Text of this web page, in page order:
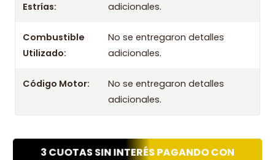
Estrías:
adicionales.
Combustible
Utilizado:
No se entregaron detalles
adicionales.
Código Motor:
No se entregaron detalles
adicionales.
3 CUOTAS SIN INTERÉS PAGANDO CON